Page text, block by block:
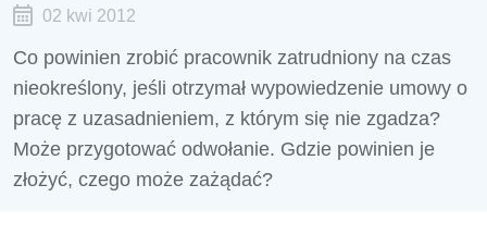
02 kwi 2012
Co powinien zrobić pracownik zatrudniony na czas
nieokreślony, jeśli otrzymał wypowiedzenie umowy o
pracę z uzasadnieniem, z którym się nie zgadza?
Może przygotować odwołanie. Gdzie powinien je
złożyć, czego może zażądać?